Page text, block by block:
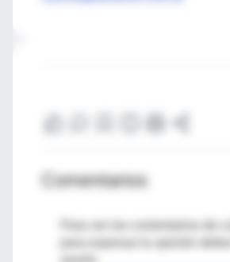
Comentarios
Para ver los comentarios de